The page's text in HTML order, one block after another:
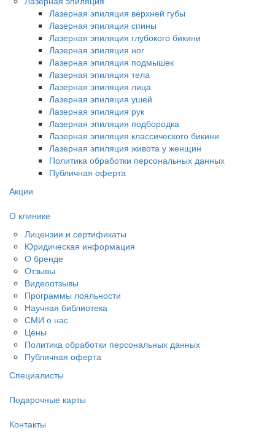
Лазерная эпиляция верхней губы
Лазерная эпиляция спины
Лазерная эпиляция глубокого бикини
Лазерная эпиляция ног
Лазерная эпиляция подмышек
Лазерная эпиляция тела
Лазерная эпиляция лица
Лазерная эпиляция ушей
Лазерная эпиляция рук
Лазерная эпиляция подбородка
Лазерная эпиляция классического бикини
Лазерная эпиляция живота у женщин
Политика обработки персональных данных
Публичная оферта
Акции
О клинике
Лицензии и сертификаты
Юридическая информация
О бренде
Отзывы
Видеоотзывы
Программы лояльности
Научная библиотека
СМИ о нас
Цены
Политика обработки персональных данных
Публичная оферта
Специалисты
Подарочные карты
Контакты